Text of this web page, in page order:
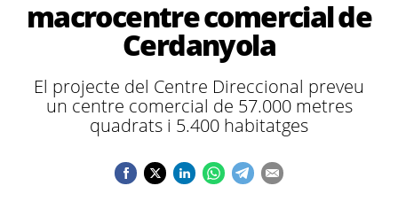
macrocentre comercial de
Cerdanyola
El projecte del Centre Direccional preveu
un centre comercial de 57.000 metres
quadrats i 5.400 habitatges